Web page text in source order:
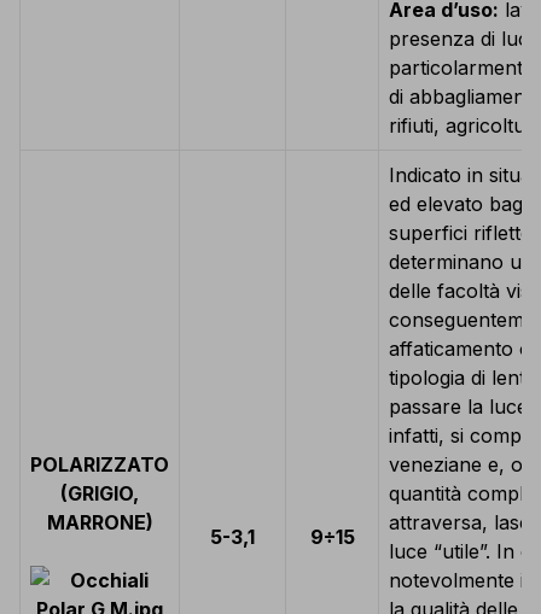
Area d’uso:
presenza di
particolarmente
di
rifiuti,
POLARIZZATO
(GRIGIO,
MARRONE)
5-3,1 9÷15
Indicato in
ed elevato
superfici
determinano
delle facoltà
affaticamento
tipologia di lenti
passare la luce
infatti, si
veneziane e,
quantità
attraversa,
luce “utile”. In
notevolmente il
la qualità delle